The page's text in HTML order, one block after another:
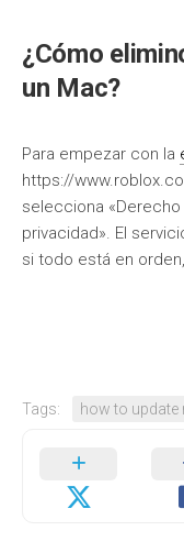
¿Cómo
un Mac?
Para empezar con la
https://
selecciona
privacidad». El
si todo está en
Tags: how to